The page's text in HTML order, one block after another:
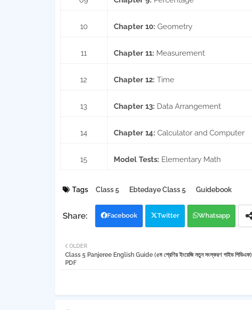
10 Chapter 10: Geometry
11 Chapter 11: Measurement
12 Chapter 12: Time
13 Chapter 13: Data Arrangement
14 Chapter 14: Calculator and Computer
15 Model Tests: Elementary Math
Tags Class 5 Ebtedaye Class 5 Guidebook
Facebook Twitter Whatsapp
OLDER
Class 5 Panjeree English Guide (৫ম শ্রেণির ইংরেজি নতুন সংস্করণ গাইড পিডিএফ)
PDF